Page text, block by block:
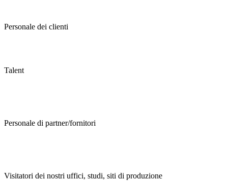
Personale dei clienti
Talent
Personale di partner/fornitori
Visitatori dei nostri uffici, studi, siti di produzione